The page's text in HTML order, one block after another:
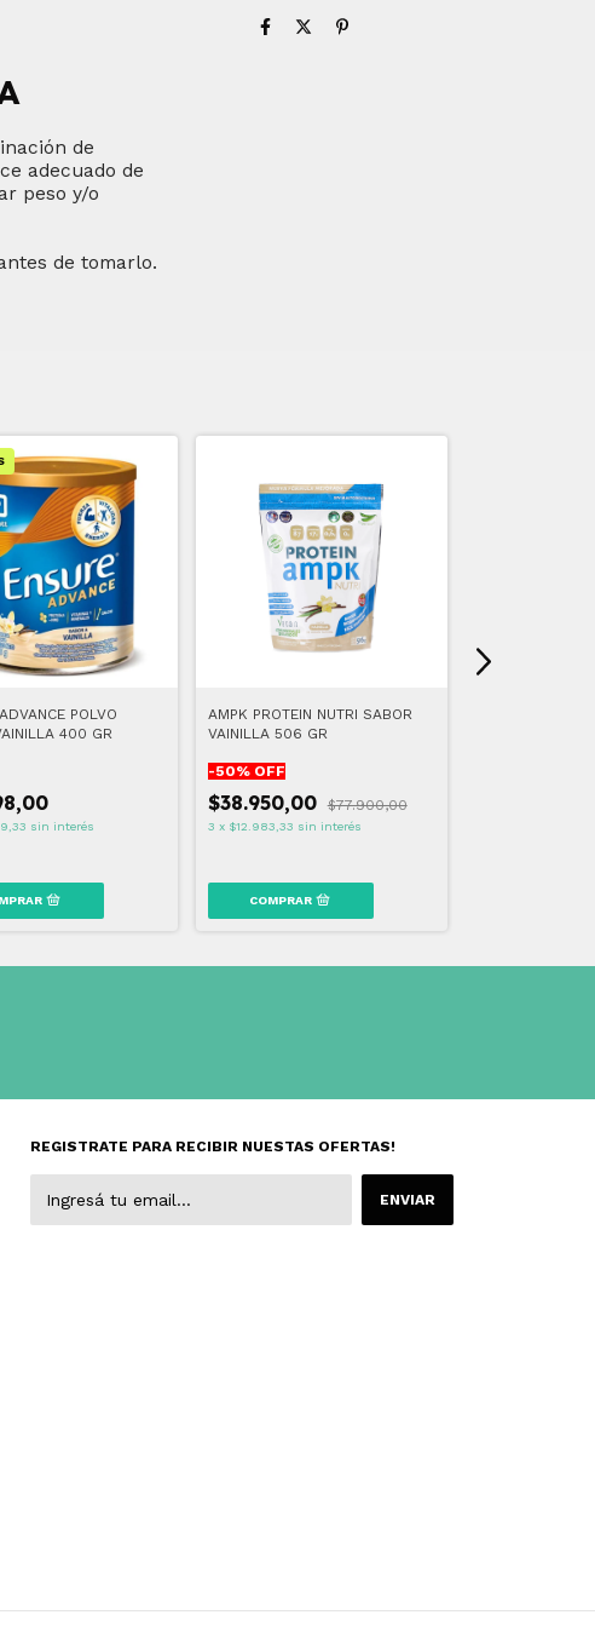
de
adecuado de
peso y/o
de tomarlo.
POLVO
400 GR
sin interés
AMPK PROTEIN NUTRI SABOR
VAINILLA 506 GR
-50% OFF
$38.950,00 $77.900,00
3 x $12.983,33 sin interés
REGISTRATE PARA RECIBIR NUESTAS OFERTAS!